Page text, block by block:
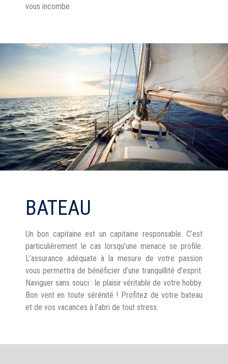
vous incombe.
BATEAU
Un bon capitaine est un capitaine responsable. C’est
particulièrement le cas lorsqu’une menace se profile.
L’assurance adéquate à la mesure de votre passion
vous permettra de bénéficier d’une tranquillité d’esprit.
Naviguer sans souci : le plaisir véritable de votre hobby.
Bon vent en toute sérénité ! Profitez de votre bateau
et de vos vacances à l’abri de tout stress.